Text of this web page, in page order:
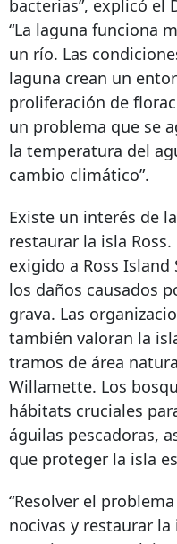
bacterias”, explicó el
“La laguna funciona
un río. Las
laguna crean un
proliferación de
un problema que se
la temperatura del
cambio climático”.
Existe un interés de
restaurar la isla
exigido a Ross Island
los daños causados
grava. Las
también valoran la
tramos de área
Willamette. Los
hábitats cruciales
águilas pescadoras,
que proteger la isla
“Resolver el
nocivas y restaurar